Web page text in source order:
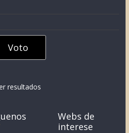
resultados
Webs de
interese